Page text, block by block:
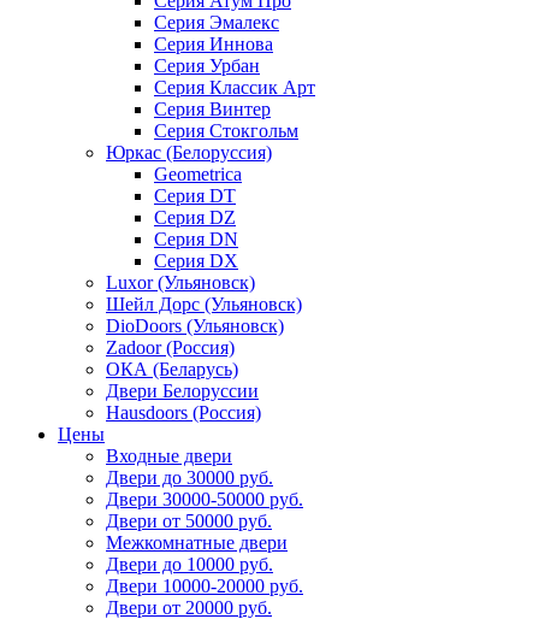
Серия Эмалекс
Серия Иннова
Серия Урбан
Серия Классик Арт
Серия Винтер
Серия Стокгольм
Юркас (Белоруссия)
Geometrica
Серия DT
Серия DZ
Серия DN
Серия DX
Luxor (Ульяновск)
Шейл Дорс (Ульяновск)
DioDoors (Ульяновск)
Zadoor (Россия)
ОКА (Беларусь)
Двери Белоруссии
Hausdoors (Россия)
Цены
Входные двери
Двери до 30000 руб.
Двери 30000-50000 руб.
Двери от 50000 руб.
Межкомнатные двери
Двери до 10000 руб.
Двери 10000-20000 руб.
Двери от 20000 руб.